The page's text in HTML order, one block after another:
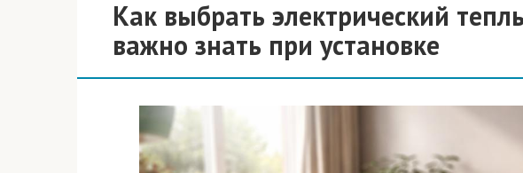
Как выбрать электрический
важно знать при установке